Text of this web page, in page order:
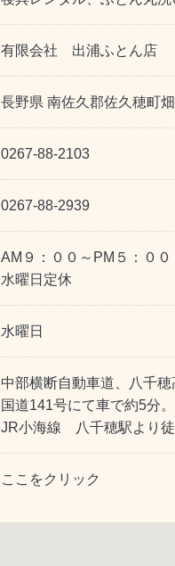
有限会社 出浦ふとん店
長野県 南佐久郡佐久穂町畑
0267-88-2103
0267-88-2939
AM９：００～PM５：００
水曜日定休
水曜日
中部横断自動車道、八千
国道141号にて車で約5分
JR小海線 八千穂駅より徒
ここをクリック